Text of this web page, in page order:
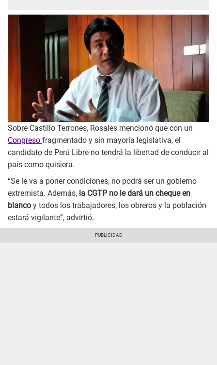
Sobre Castillo Terrones, Rosales mencionó que con un
Congreso fragmentado y sin mayoría legislativa, el
candidato de Perú Libre no tendrá la libertad de conducir al
país como quisiera.
“Se le va a poner condiciones, no podrá ser un gobierno
extremista. Además, la CGTP no le dará un cheque en
blanco y todos los trabajadores, los obreros y la población
estará vigilante”, advirtió.